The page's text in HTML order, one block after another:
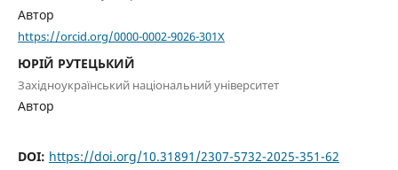
Автор
https://orcid.org/0000-0002-9026-301X
ЮРІЙ РУТЕЦЬКИЙ
Західноукраїнський національний університет
Автор
DOI: https://doi.org/10.31891/2307-5732-2025-351-62